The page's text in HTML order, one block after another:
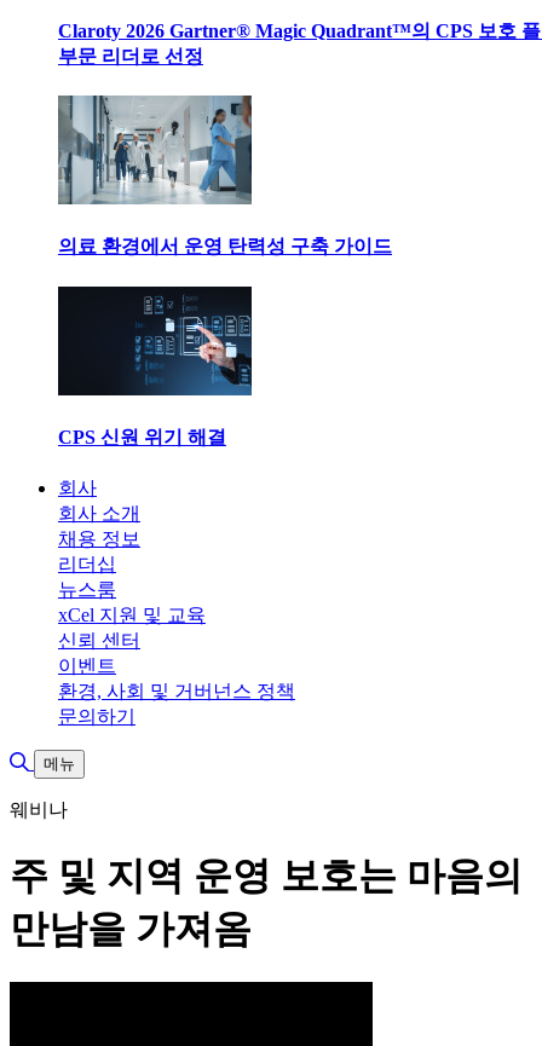
Claroty 2026 Gartner® Magic Quadrant™의 CPS 보호
부문 리더로 선정
의료 환경에서 운영 탄력성 구축 가이드
CPS 신원 위기 해결
회사
회사 소개
채용 정보
리더십
뉴스룸
xCel 지원 및 교육
신뢰 센터
이벤트
환경, 사회 및 거버넌스 정책
문의하기
검색 토글
메뉴
웨비나
주 및 지역 운영 보호는 마음의
만남을 가져옴